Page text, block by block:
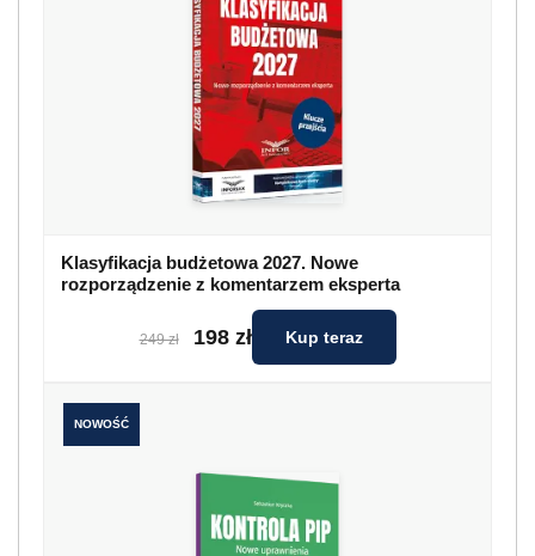
Klasyfikacja budżetowa 2027. Nowe
rozporządzenie z komentarzem eksperta
249 zł 198 zł Kup teraz
NOWOŚĆ